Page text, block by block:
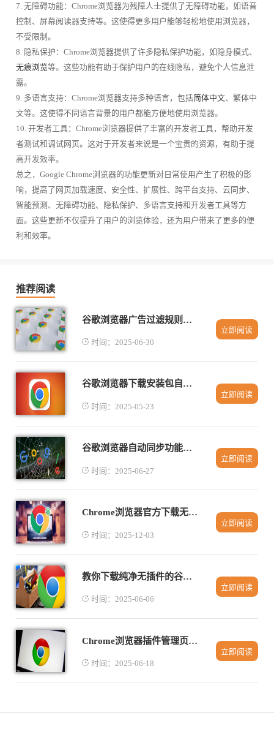
7. 无障碍功能：Chrome浏览器为残障人士提供了无障碍功能，如语音
控制、屏幕阅读器支持等。这使得更多用户能够轻松地使用浏览器，
不受限制。
8. 隐私保护：Chrome浏览器提供了许多隐私保护功能，如隐身模式、
无痕浏览等。这些功能有助于保护用户的在线隐私，避免个人信息泄
露。
9. 多语言支持：Chrome浏览器支持多种语言，包括简体中文、繁体中
文等。这使得不同语言背景的用户都能方便地使用浏览器。
10. 开发者工具：Chrome浏览器提供了丰富的开发者工具，帮助开发
者测试和调试网页。这对于开发者来说是一个宝贵的资源，有助于提
高开发效率。
总之，Google Chrome浏览器的功能更新对日常使用产生了积极的影
响，提高了网页加载速度、安全性、扩展性、跨平台支持、云同步、
智能预测、无障碍功能、隐私保护、多语言支持和开发者工具等方
面。这些更新不仅提升了用户的浏览体验，还为用户带来了更多的便
利和效率。
推荐阅读
谷歌浏览器广告过滤规则智能化调整研究
时间：2025-06-30
立即阅读
谷歌浏览器下载安装包自动修复功能使用技巧
时间：2025-05-23
立即阅读
谷歌浏览器自动同步功能故障排查经验
时间：2025-06-27
立即阅读
Chrome浏览器官方下载无法完成恢复操作技巧
时间：2025-12-03
立即阅读
教你下载纯净无插件的谷歌浏览器
时间：2025-06-06
立即阅读
Chrome浏览器插件管理页面怎么快速打开
时间：2025-06-18
立即阅读